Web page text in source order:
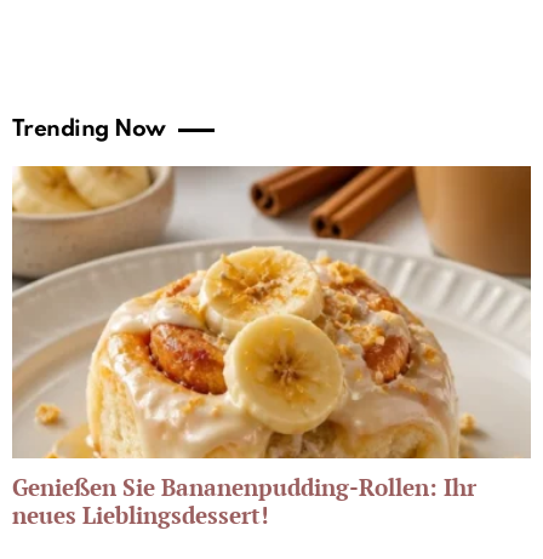
Trending Now
Genießen Sie Bananenpudding-Rollen: Ihr
neues Lieblingsdessert!